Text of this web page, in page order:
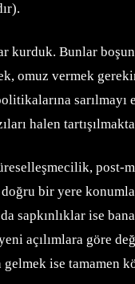
Bunlar
vermek
halen
post-
bir yere
sapkınlıklar ise
açılımlara göre
ise tamamen